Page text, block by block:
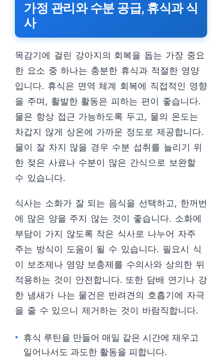
가정 관리와 수분 공급, 휴식과 식
사
목감기에 걸린 강아지의 회복을 돕는 가장 중요
한 요소 중 하나는 충분한 휴식과 적절한 영양
입니다. 휴식은 면역 체계 회복에 직접적인 영향
을 주며, 활발한 활동은 피하는 편이 좋습니다.
물은 항상 접근 가능하도록 두고, 물의 온도는
차갑지 않게 상온에 가까운 정도로 제공합니다.
물이 잘 차지 않을 경우 수분 섭취를 늘리기 위
한 젖은 사료나 수분이 많은 간식으로 보완할
수 있습니다.
식사는 소화가 잘 되는 음식을 선택하고, 한꺼번
에 많은 양을 주지 않는 것이 좋습니다. 소화에
부담이 가지 않도록 작은 식사로 나누어 자주
주는 방식이 도움이 될 수 있습니다. 필요시 식
이 보조제나 영양 보충제를 수의사와 상의한 뒤
적용하는 것이 안전합니다. 또한 담배 연기나 강
한 냄새가 나는 물건은 반려견의 호흡기에 자극
을 줄 수 있으니 제거하는 것이 바람직합니다.
휴식 루틴을 만들어 매일 같은 시간에 재우고
일어나서도 과도한 활동을 피합니다.